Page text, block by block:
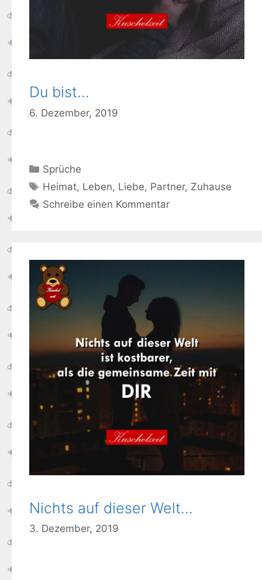
Du bist…
6. Dezember, 2019
Kategorien
Sprüche
Schlagwörter
Heimat, Leben, Liebe, Partner, Zuhause
Schreibe einen Kommentar
Nichts auf dieser Welt…
3. Dezember, 2019